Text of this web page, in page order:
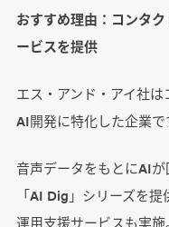
おすすめ理由：コンタ
ービスを提供
エス・アンド・アイ社
AI開発に特化した企業で
音声データをもとにAI
「AI Dig」シリーズを
運用支援サービスも実